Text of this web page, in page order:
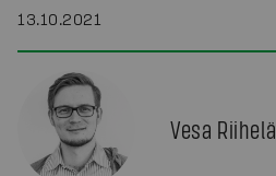
13.10.2021
Vesa Riihelä